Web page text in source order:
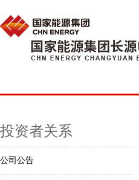
投资者关系
公司公告